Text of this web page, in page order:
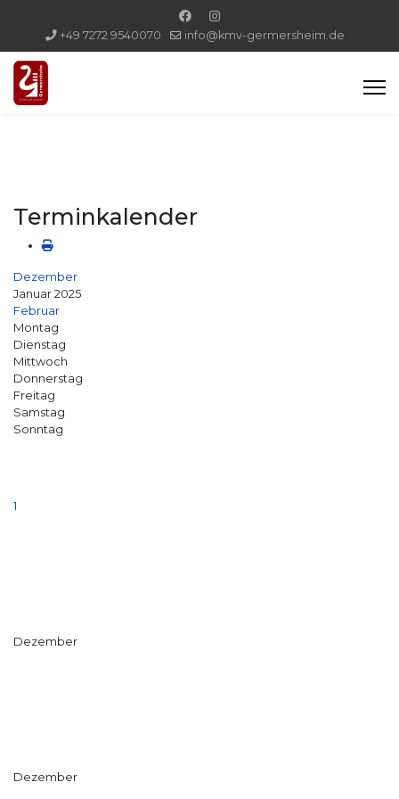
+49 7272 9540070 info@kmv-germersheim.de
Terminkalender
Dezember
Januar 2025
Februar
Montag
Dienstag
Mittwoch
Donnerstag
Freitag
Samstag
Sonntag
1
Dezember
Dezember